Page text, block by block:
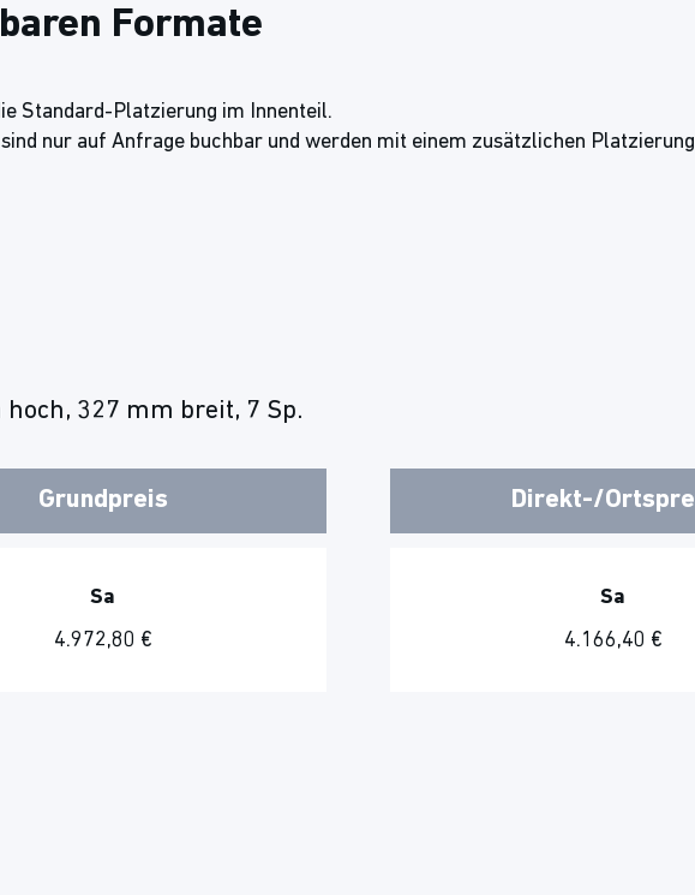
Formate
Standard-Platzierung im Innenteil.
nur auf Anfrage buchbar und werden mit einem zusätzlichen
327 mm breit, 7 Sp.
Grundpreis
Sa
4.972,80 €
Direkt-/
Sa
4.166,40 €